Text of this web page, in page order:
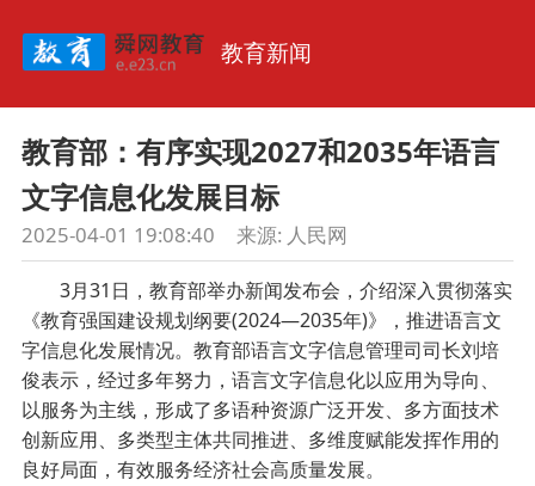
教育新闻
教育部：有序实现2027和2035年语言
文字信息化发展目标
2025-04-01 19:08:40 来源: 人民网
3月31日，教育部举办新闻发布会，介绍深入贯彻落实
《教育强国建设规划纲要(2024—2035年)》，推进语言文
字信息化发展情况。教育部语言文字信息管理司司长刘培
俊表示，经过多年努力，语言文字信息化以应用为导向、
以服务为主线，形成了多语种资源广泛开发、多方面技术
创新应用、多类型主体共同推进、多维度赋能发挥作用的
良好局面，有效服务经济社会高质量发展。